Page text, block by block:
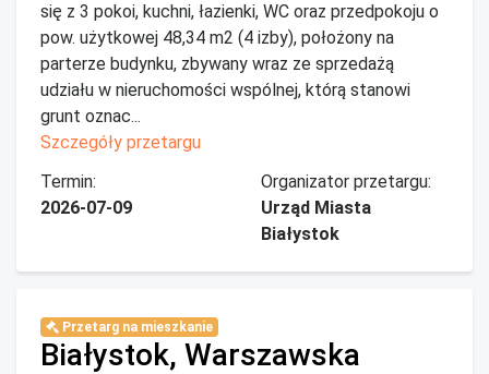
się z 3 pokoi, kuchni, łazienki, WC oraz przedpokoju o
pow. użytkowej 48,34 m2 (4 izby), położony na
parterze budynku, zbywany wraz ze sprzedażą
udziału w nieruchomości wspólnej, którą stanowi
grunt oznac...
Szczegóły przetargu
Termin:
2026-07-09
Organizator przetargu:
Urząd Miasta
Białystok
Przetarg na mieszkanie
Białystok, Warszawska